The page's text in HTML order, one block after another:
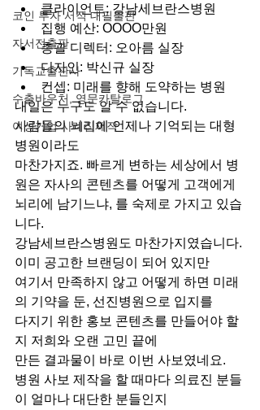
코인 투자 서적 대필출판
자서전출판
기독교출판사
수출바우처, 영문카탈로그
여성기업 사례집제작
클라이언트: 강남세브란스병원
집행 예산: OOOO만원
총괄 디렉터: 오아름 실장
디자인: 박신규 실장
컨셉: 미래를 향해 도약하는 병원
내일은 누구도 알 수 없습니다.
사람들의 뇌리에 언제나 기억되는 대형
병원이라도
마찬가지죠. 빠르게 변하는 세상에서 병
원은 자사의 콘텐츠를 어떻게 고객에게
뇌리에 남기느냐, 를 숙제로 가지고 있습
니다.
강남세브란스병원도 마찬가지였습니다.
이미 공고한 브랜딩이 되어 있지만
여기서 만족하지 않고 어떻게 하면 미래
의 기약을 둔, 선진병원으로 입지를
다지기 위한 홍보 콘텐츠를 만들어야 할
지 저희와 오랜 고민 끝에
만든 결과물이 바로 이번 사보였네요.
병원 사보 제작을 할 때마다 의료진 분들
이 얼마나 대단한 분들인지